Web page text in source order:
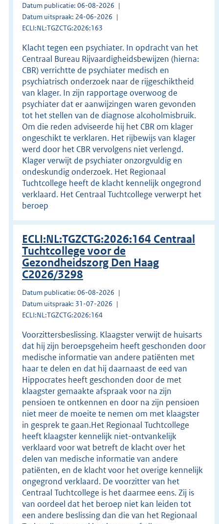
Datum publicatie: 06-08-2026
Datum uitspraak: 24-06-2026
ECLI:NL:TGZCTG:2026:163
Klacht tegen een psychiater. In opdracht van het
Centraal Bureau Rijvaardigheidsbewijzen (hierna:
CBR) verrichtte de psychiater medisch en
psychiatrisch onderzoek naar de rijgeschiktheid
van klager. In zijn rapportage overwoog de
psychiater dat er aanwijzingen waren gevonden
tot het stellen van de diagnose alcoholmisbruik.
Om die reden adviseerde hij het CBR om klager
ongeschikt te verklaren. Het rijbewijs van klager
werd door het CBR vervolgens niet verlengd.
Klager verwijt de psychiater onzorgvuldig en
ondeskundig onderzoek. Het Regionaal
Tuchtcollege heeft de klacht kennelijk ongegrond
verklaard. Het Centraal Tuchtcollege verwerpt het
beroep
ECLI:NL:TGZCTG:2026:164 Centraal
Tuchtcollege voor de
Gezondheidszorg Den Haag
C2026/3298
Datum publicatie: 06-08-2026
Datum uitspraak: 31-07-2026
ECLI:NL:TGZCTG:2026:164
Voorzittersbeslissing. Klaagster verwijt de huisarts
dat hij zijn beroepsgeheim heeft geschonden door
medische informatie van andere patiënten met
haar te delen en dat hij daarnaast de eed van
Hippocrates heeft geschonden door de met
klaagster gemaakte afspraak voor na zijn
pensioen te ontkennen en door na zijn pensioen
niet meer de moeite te nemen om met klaagster
in gesprek te gaan.Het Regionaal Tuchtcollege
heeft klaagster kennelijk niet-ontvankelijk
verklaard voor wat betreft de klacht over het
delen van medische informatie van andere
patiënten, en de klacht voor het overige kennelijk
ongegrond verklaard. De voorzitter van het
Centraal Tuchtcollege is het daarmee eens. Zij is
van oordeel dat het beroep niet kan leiden tot
een andere beslissing dan die van het Regionaal